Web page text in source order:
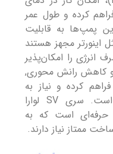
را فراهم کرده و طول عمر
پمپ‌ها به قابلیت
اینورتر مجهز هستند
انرژی را امکان‌پذیر
کاهش رانش محوری,
کرده و نیاز به
نگهداری را به حداقل رسانده است. سری SV لوارا
حرفه‌ای است که به
ممتاز نیاز دارند.